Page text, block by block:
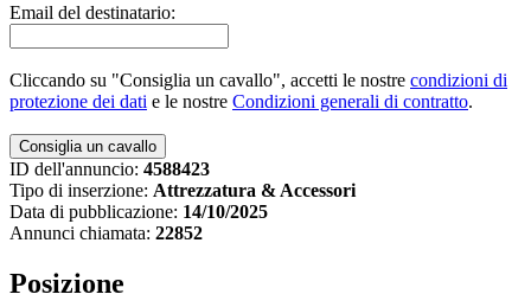
Email del destinatario:
Cliccando su "Consiglia un cavallo", accetti le nostre condizioni di
protezione dei dati e le nostre Condizioni generali di contratto.
ID dell'annuncio: 4588423
Tipo di inserzione: Attrezzatura & Accessori
Data di pubblicazione: 14/10/2025
Annunci chiamata: 22852
Posizione